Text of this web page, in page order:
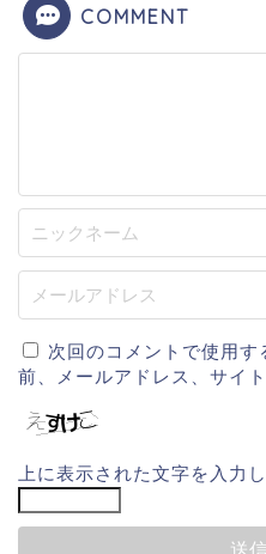
COMMENT
次回のコメントで使用す
前、メールアドレス、サイト
上に表示された文字を入力し